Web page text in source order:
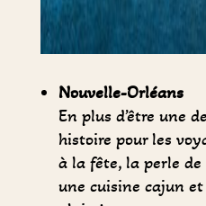
Nouvelle-Orléans
En plus d’être une
histoire pour les
à la fête, la perle
une cuisine cajun